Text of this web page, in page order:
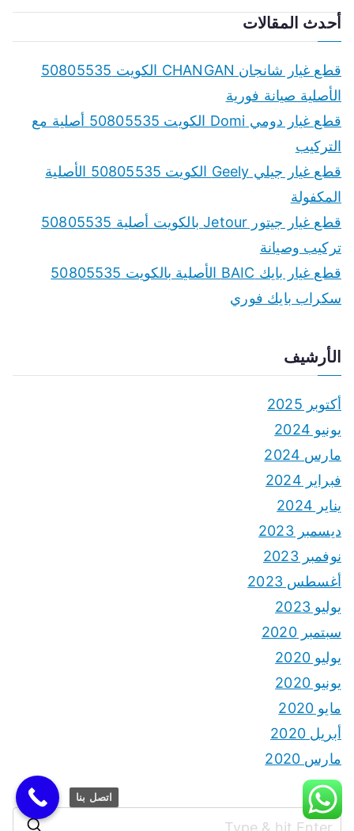
المقالات
أحدث المقالات
قطع غيار شانجان CHANGAN الكويت 50805535
الأصلية صيانة فورية
قطع غيار دومي Domi الكويت 50805535 أصلية مع
التركيب
قطع غيار جيلي Geely الكويت 50805535 الأصلية
المكفولة
قطع غيار جيتور Jetour بالكويت أصلية 50805535
تركيب وصيانة
قطع غيار بايك BAIC الأصلية بالكويت 50805535
سكراب بايك فوري
الأرشيف
أكتوبر 2025
يونيو 2024
مارس 2024
فبراير 2024
يناير 2024
ديسمبر 2023
نوفمبر 2023
أغسطس 2023
يوليو 2023
سبتمبر 2020
يوليو 2020
يونيو 2020
مايو 2020
أبريل 2020
مارس 2020
اتصل بنا